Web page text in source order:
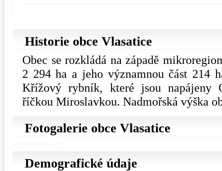
Historie obce Vlasatice
Obec se rozkládá na západě
2 294 ha a jeho významnou část 214
Křížový rybník, které jsou napájeny
říčkou Miroslavkou. Nadmořská výška
Fotogalerie obce Vlasatice
Demografické údaje